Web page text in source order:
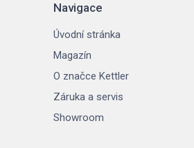
Navigace
Úvodní stránka
Magazín
O značce Kettler
Záruka a servis
Showroom